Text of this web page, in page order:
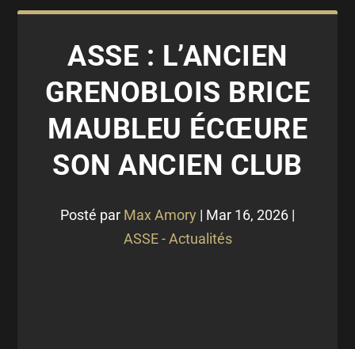
ASSE : L’ANCIEN
GRENOBLOIS BRICE
MAUBLEU ÉCŒURE
SON ANCIEN CLUB
Posté par Max Amory | Mar 16, 2026 |
ASSE - Actualités